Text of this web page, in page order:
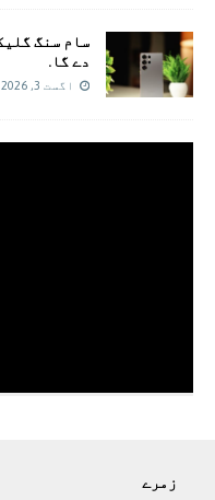
دے گا.
اگست 3, 2026
زمرے